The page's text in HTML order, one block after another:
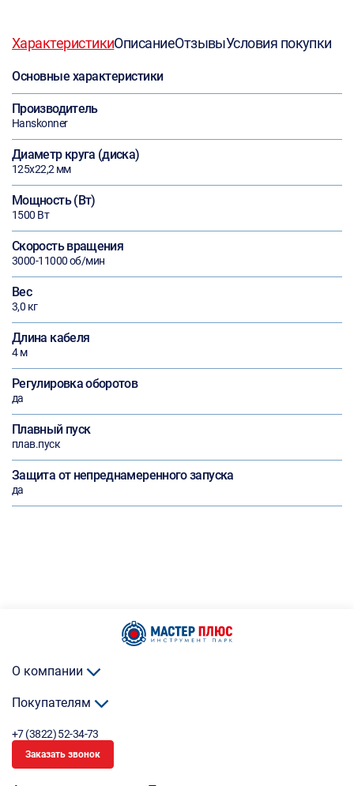
ХарактеристикиОписаниеОтзывыУсловия покупки
Основные характеристики
Производитель
Hanskonner
Диаметр круга (диска)
125х22,2 мм
Мощность (Вт)
1500 Вт
Скорость вращения
3000-11000 об/мин
Вес
3,0 кг
Длина кабеля
4 м
Регулировка оборотов
да
Плавный пуск
плав.пуск
Защита от непреднамеренного запуска
да
О компании
Покупателям
+7 (3822) 52-34-73
Заказать звонок